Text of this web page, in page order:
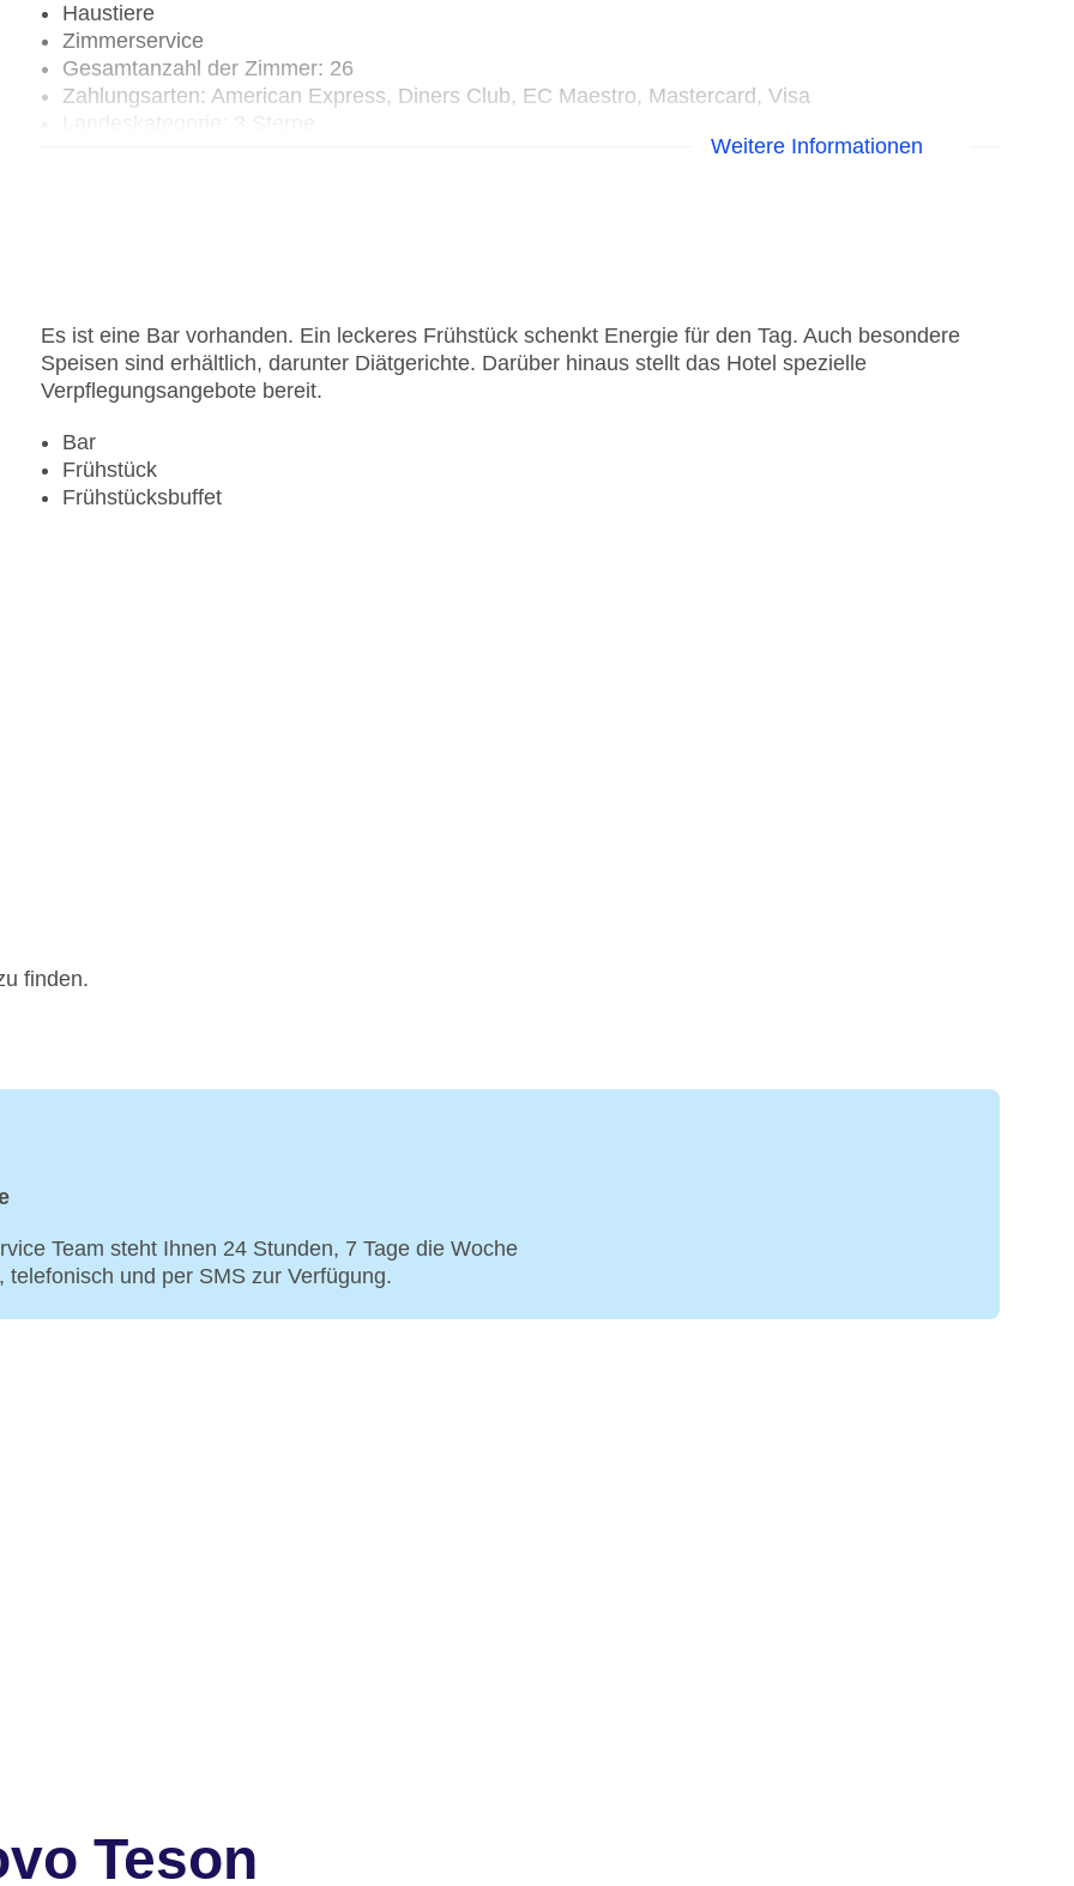
Haustiere
Zimmerservice
Gesamtanzahl der Zimmer: 26
Zahlungsarten: American Express, Diners Club, EC Maestro, Mastercard, Visa
Weitere Informationen
Es ist eine Bar vorhanden. Ein leckeres Frühstück schenkt Energie für den Tag. Auch besondere
Speisen sind erhältlich, darunter Diätgerichte. Darüber hinaus stellt das Hotel spezielle
Verpflegungsangebote bereit.
Bar
Frühstück
Frühstücksbuffet
finden.
Team steht Ihnen 24 Stunden, 7 Tage die Woche
und per SMS zur Verfügung.
Teson